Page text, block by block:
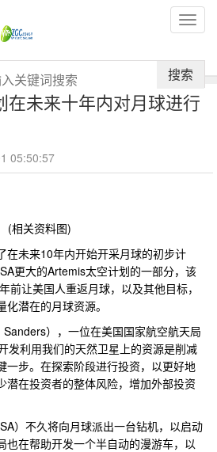
搜索
在未来十年内对月球进行
05:50:57
(相关资料图)
在未来10年内开始开采月球的初步计
更大的Artemis太空计划的一部分，该
前让美国人重返月球，以及其他目标，
潜在的月球资源。
），一位在美国国家航空航天局
发利用我们的天然卫星上的资源是削减
一步。在探索阶段进行投资，以更好地
潜在投资者的整体风险，增加外部投资
）不久将向月球派出一台钻机，以启动
也在帮助开发一个半自动的漫游车，以